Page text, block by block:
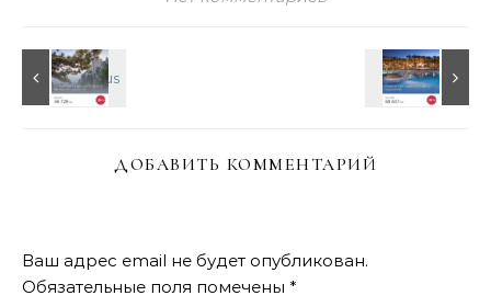
ДОБАВИТЬ КОММЕНТАРИЙ
Ваш адрес email не будет опубликован.
Обязательные поля помечены *